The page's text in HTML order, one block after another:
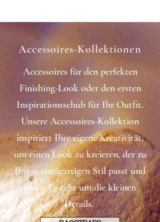
Accessoires-Kollektionen
Accessoires für den perfekten
Finishing-Look oder den ersten
Inspirationsschub für Ihr Outfit.
Unsere Accessoires-Kollektion
inspiriert Ihre eigene Kreativität,
um einen Look zu kreieren, der zu
Ihrem einzigartigen Stil passt und
passt. Es geht um die kleinen
Details.